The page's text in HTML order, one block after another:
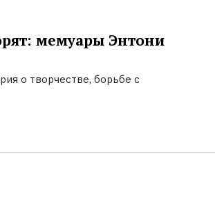
мемуары Энтони
о творчестве, борьбе с